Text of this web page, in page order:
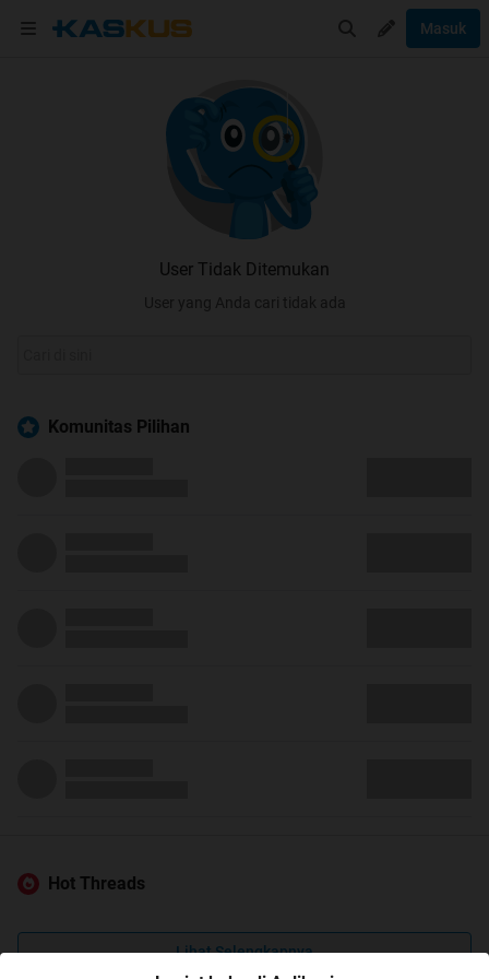
Masuk
User Tidak Ditemukan
User yang Anda cari tidak ada
Komunitas Pilihan
Hot Threads
Lihat Selengkapnya